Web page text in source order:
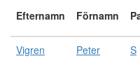
Efternamn Förnamn
Vigren Peter S